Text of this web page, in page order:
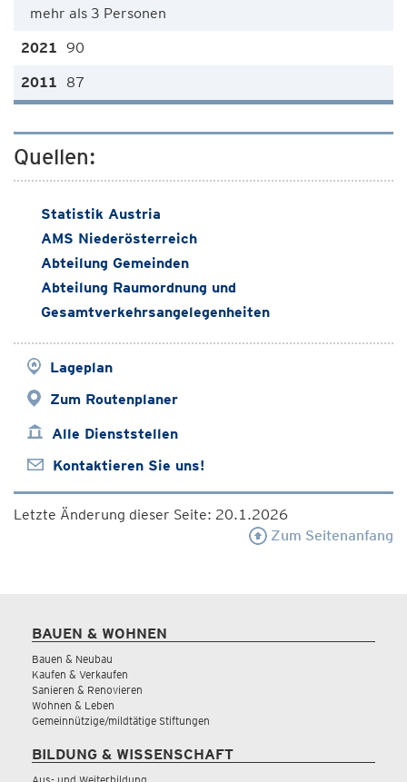
mehr als 3 Personen
90
87
Quellen:
Statistik Austria
AMS Niederösterreich
Abteilung Gemeinden
Abteilung Raumordnung und
Gesamtverkehrsangelegenheiten
Lageplan
Zum Routenplaner
Alle Dienststellen
Kontaktieren Sie uns!
Letzte Änderung dieser Seite: 20.1.2026
Zum Seitenanfang
BAUEN & WOHNEN
Bauen & Neubau
Kaufen & Verkaufen
Sanieren & Renovieren
Wohnen & Leben
Gemeinnützige/mildtätige Stiftungen
BILDUNG & WISSENSCHAFT